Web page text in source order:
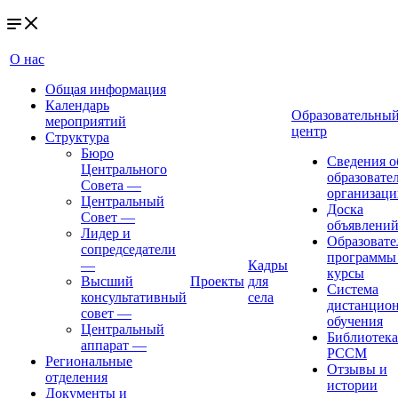
О нас
Общая информация
Календарь
мероприятий
Структура
Бюро
Центрального
Совета —
Центральный
Совет —
Лидер и
сопредседатели
—
Высший
консультативный
совет —
Центральный
аппарат —
Региональные
отделения
Документы и
Проекты
Кадры
для
села
центр
Сведения
Доска
объявлений
курсы
Система
обучения
Библиотека
РССМ
Отзывы и
истории